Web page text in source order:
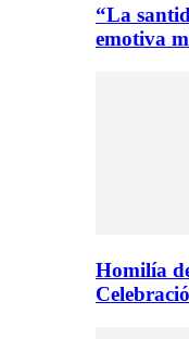
“La
emotiva
Homilía